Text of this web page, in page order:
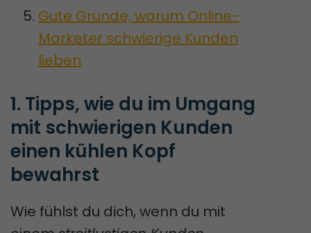
Gute Gründe, warum Online-
Marketer schwierige Kunden
lieben
1. Tipps, wie du im Umgang
mit schwierigen Kunden
einen kühlen Kopf
bewahrst
Wie fühlst du dich, wenn du mit